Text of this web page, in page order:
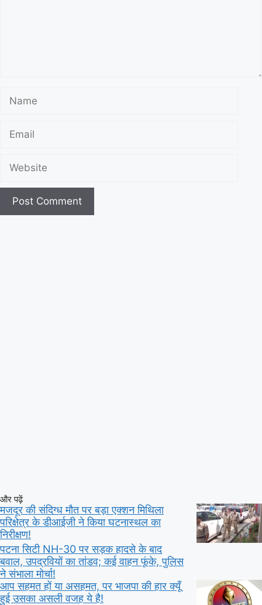
Name
Email
Website
और पढ़ें
मजदूर की संदिग्ध मौत पर बड़ा एक्शन मिथिला
परिक्षेत्र के डीआईजी ने किया घटनास्थल का
निरीक्षण!
पटना सिटी NH-30 पर सड़क हादसे के बाद
बवाल, उपद्रवियों का तांडव; कई वाहन फूंके, पुलिस
ने संभाला मोर्चा!
आप सहमत हों या असहमत, पर भाजपा की हार क्यूँ
हुई उसका असली वजह ये है!